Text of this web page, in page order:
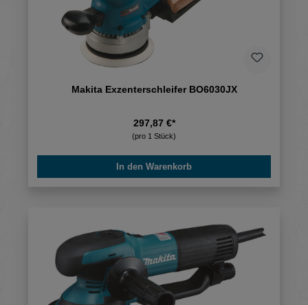
Makita Exzenterschleifer BO6030JX
297,87 €*
(pro 1 Stück)
In den Warenkorb